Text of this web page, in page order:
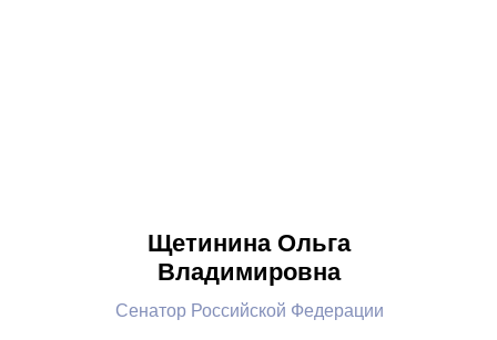
Щетинина Ольга
Владимировна
Cенатор Российской Федерации